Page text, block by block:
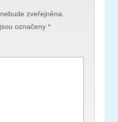
zveřejněna.
označeny *